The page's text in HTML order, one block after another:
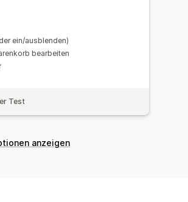
ein/ausblenden)
bearbeiten
Test
anzeigen